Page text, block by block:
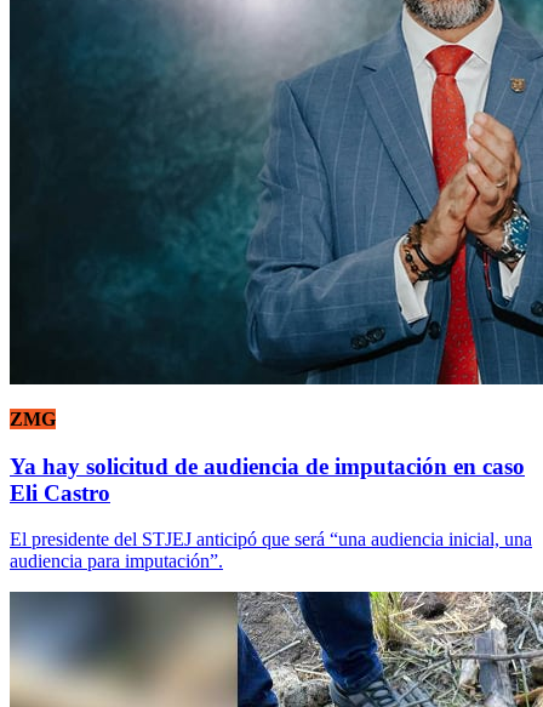
ZMG
Ya hay solicitud de audiencia de imputación en caso
Eli Castro
El presidente del STJEJ anticipó que será “una audiencia inicial, una
audiencia para imputación”.